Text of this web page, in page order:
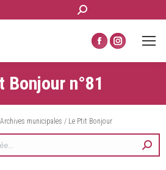
Recherche
:
La
page
Facebook
une
fenêtre
La
page
nouvelle
fenêtre
Bonjour n°81
Archives municipales / Le Ptit Bonjour